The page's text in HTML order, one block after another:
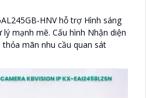
HNV hỗ trợ Hình sáng
hình Nhận diện
mãn nhu cầu quan sát